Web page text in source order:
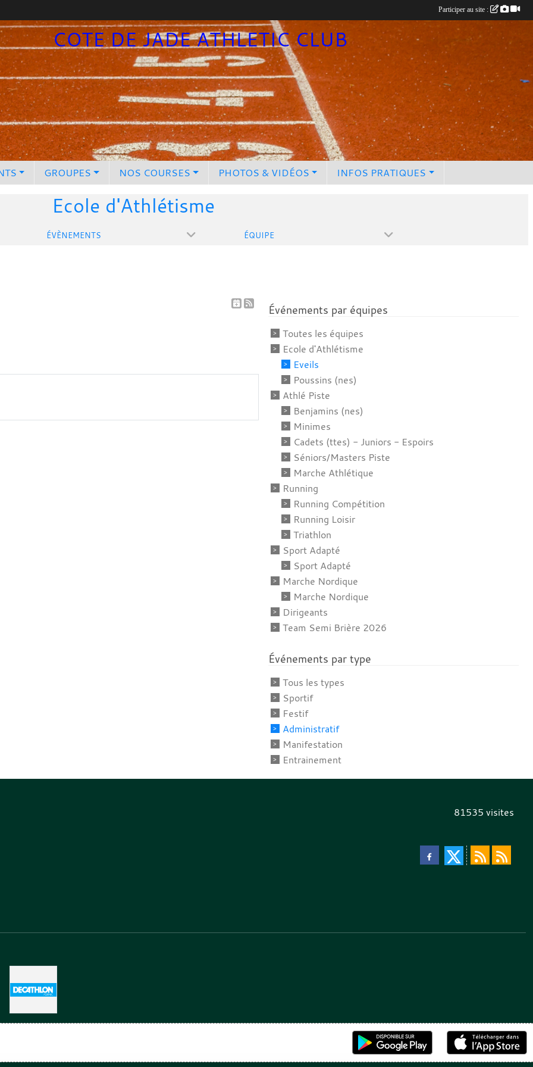
COTE DE JADE ATHLETIC CLUB
GROUPES NOS COURSES PHOTOS & VIDÉOS INFOS PRATIQUES
Ecole d'Athlétisme
ÉVÈNEMENTS ÉQUIPE
Événements par équipes
Toutes les équipes
Ecole d'Athlétisme
Eveils
Poussins (nes)
Athlé Piste
Benjamins (nes)
Minimes
Cadets (ttes) - Juniors - Espoirs
Séniors/Masters Piste
Marche Athlétique
Running
Running Compétition
Running Loisir
Triathlon
Sport Adapté
Sport Adapté
Marche Nordique
Marche Nordique
Dirigeants
Team Semi Brière 2026
Événements par type
Tous les types
Sportif
Festif
Administratif
Manifestation
Entrainement
81535 visites
Participer au site :